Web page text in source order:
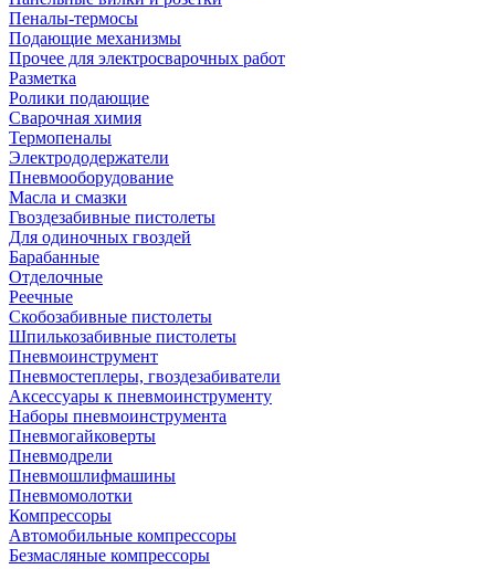
Пеналы-термосы
Подающие механизмы
Прочее для электросварочных работ
Разметка
Ролики подающие
Сварочная химия
Термопеналы
Электрододержатели
Пневмооборудование
Масла и смазки
Гвоздезабивные пистолеты
Для одиночных гвоздей
Барабанные
Отделочные
Реечные
Скобозабивные пистолеты
Шпилькозабивные пистолеты
Пневмоинструмент
Пневмостеплеры, гвоздезабиватели
Аксессуары к пневмоинструменту
Наборы пневмоинструмента
Пневмогайковерты
Пневмодрели
Пневмошлифмашины
Пневмомолотки
Компрессоры
Автомобильные компрессоры
Безмасляные компрессоры